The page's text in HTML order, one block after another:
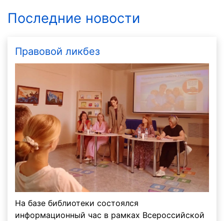
Последние новости
Правовой ликбез
На базе библиотеки состоялся
информационный час в рамках Всероссийской